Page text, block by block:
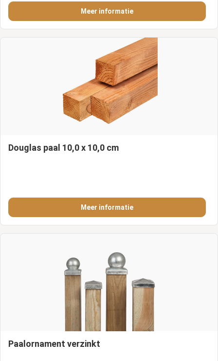
Meer informatie
Douglas paal 10,0 x 10,0 cm
Meer informatie
Paalornament verzinkt